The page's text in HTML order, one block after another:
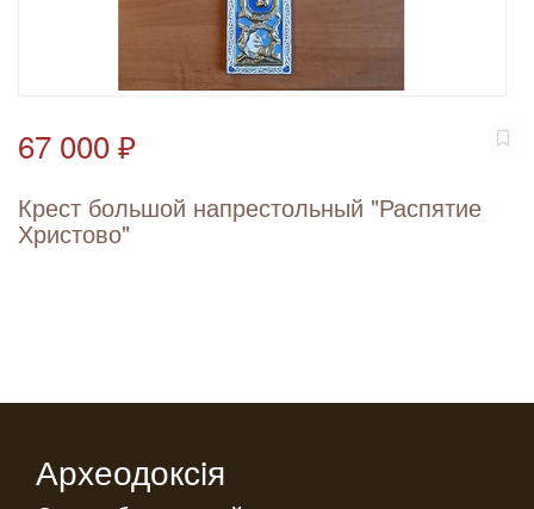
67 000 ₽
Крест большой напрестольный "Распятие
Христово"
Археодоксiя